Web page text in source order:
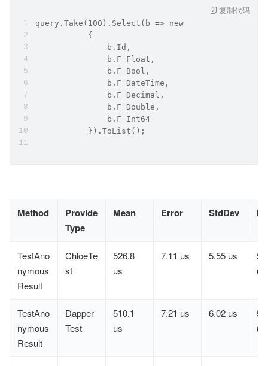
query.Take(100).Select(b => new
           {
               b.Id,
               b.F_Float,
               b.F_Bool,
               b.F_DateTime,
               b.F_Decimal,
               b.F_Double,
               b.F_Int64
           }).ToList();
复制代码
Method
Provide
Type
Mean Error StdDev
TestAno
nymous
Result
ChloeTe
st
526.8
us
7.11 us 5.55 us
us
TestAno
nymous
Result
Dapper
Test
510.1
us
7.21 us 6.02 us
us